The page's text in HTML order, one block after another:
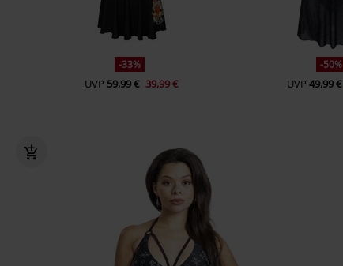
-33%
UVP 59,99 € 39,99 €
-50%
UVP49,99 €